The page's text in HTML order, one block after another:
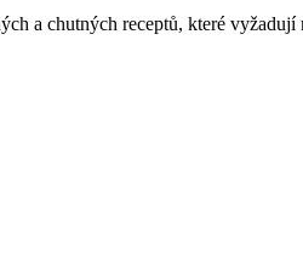
a chutných receptů, které